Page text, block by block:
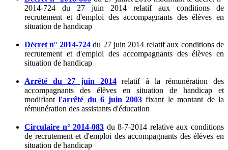
2014-724 du 27 juin 2014 relatif aux conditions de
recrutement et d'emploi des accompagnants des élèves en
situation de handicap
Décret n° 2014-724du 27 juin 2014 relatif aux conditions de
recrutement et d'emploi des accompagnants des élèves en
situation de handicap
Arrêté du 27 juin 2014relatif à la rémunération des
accompagnants des élèves en situation de handicap et
modifiantl'arrêté du 6 juin 2003 fixant le montant de la
rémunération des assistants d'éducation
Circulaire n° 2014-083 du 8-7-2014 relative aux conditions
de recrutement et d'emploi des accompagnants des élèves en
situation de handicap